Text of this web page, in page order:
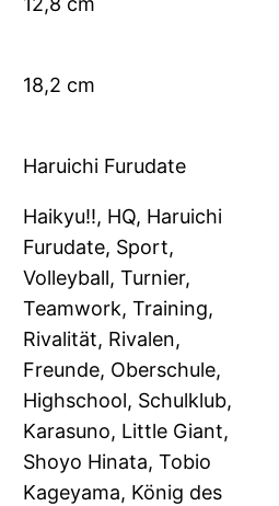
18,2 cm
Haruichi Furudate
Haikyu!!, HQ, Haruichi
Furudate, Sport,
Volleyball, Turnier,
Teamwork, Training,
Rivalität, Rivalen,
Freunde, Oberschule,
Highschool, Schulklub,
Karasuno, Little Giant,
Shoyo Hinata, Tobio
Kageyama, König des